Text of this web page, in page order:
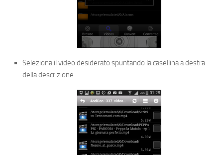
Seleziona il video desiderato spuntando la casellina a destra
della descrizione